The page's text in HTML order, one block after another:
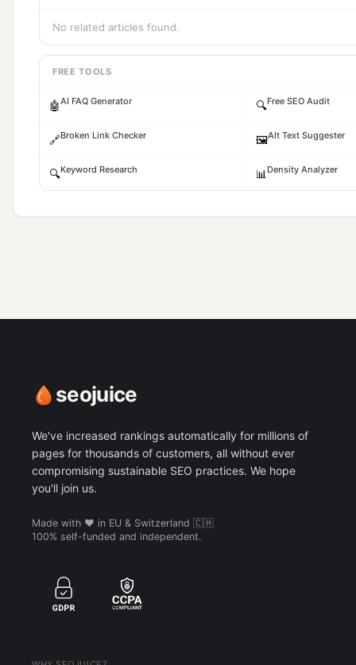
No related articles found.
FREE TOOLS
🤖AI FAQ Generator 🔍Free SEO Audit
🔗Broken Link Checker 🖼️Alt Text Suggester
🔍Keyword Research 📊 Density Analyzer
seojuice
We've increased rankings automatically for millions of
pages for thousands of customers, all without ever
compromising sustainable SEO practices. We hope
you'll join us.
Made with ❤️ in EU & Switzerland 🇨🇭
100% self-funded and independent.